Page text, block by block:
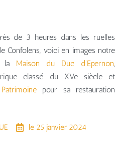
de 3 heures dans les ruelles
Confolens, voici en images notre
la Maison du Duc d’Epernon,
classé du XVe siècle et
pour sa restauration
le 25 janvier 2024